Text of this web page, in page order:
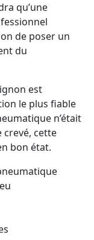
qu’une
de poser un
du
est
le plus fiable
n’était
crevé, cette
bon état.